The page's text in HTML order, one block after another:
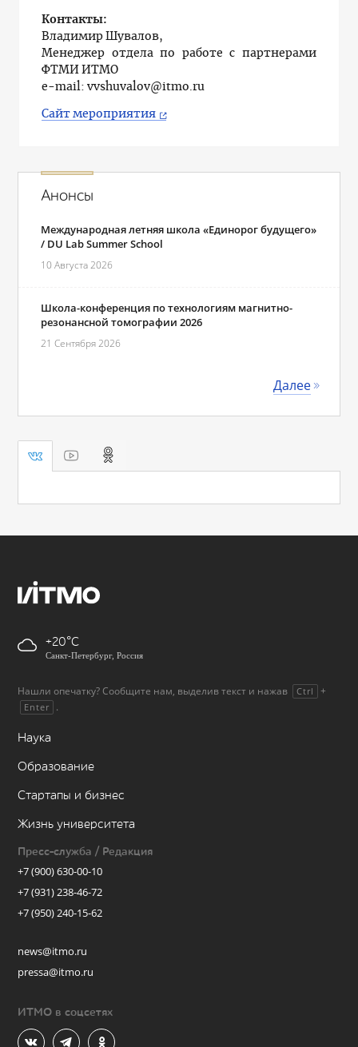
Контакты:
Владимир Шувалов,
Менеджер отдела по работе с партнерами
ФТМИ ИТМО
e-mail: vvshuvalov@itmo.ru
Сайт мероприятия
Анонсы
Международная летняя школа «Единорог будущего»
/ DU Lab Summer School
10 Августа 2026
Школа-конференция по технологиям магнитно-
резонансной томографии 2026
21 Сентября 2026
Далее
+20
Санкт-Петербург, Россия
Нашли опечатку? Сообщите нам, выделив текст и нажав Ctrl +
Enter .
Наука
Образование
Стартапы и бизнес
Жизнь университета
Пресс-служба / Редакция
+7 (900) 630-00-10
+7 (931) 238-46-72
+7 (950) 240-15-62
news@itmo.ru
pressa@itmo.ru
ИТМО в соцсетях